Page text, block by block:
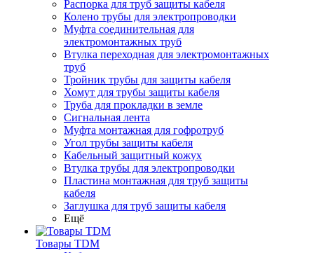
Распорка для труб защиты кабеля
Колено трубы для электропроводки
Муфта соединительная для
электромонтажных труб
Втулка переходная для электромонтажных
труб
Тройник трубы для защиты кабеля
Хомут для трубы защиты кабеля
Труба для прокладки в земле
Сигнальная лента
Муфта монтажная для гофротруб
Угол трубы защиты кабеля
Кабельный защитный кожух
Втулка трубы для электропроводки
Пластина монтажная для труб защиты
кабеля
Заглушка для труб защиты кабеля
Ещё
Товары TDM